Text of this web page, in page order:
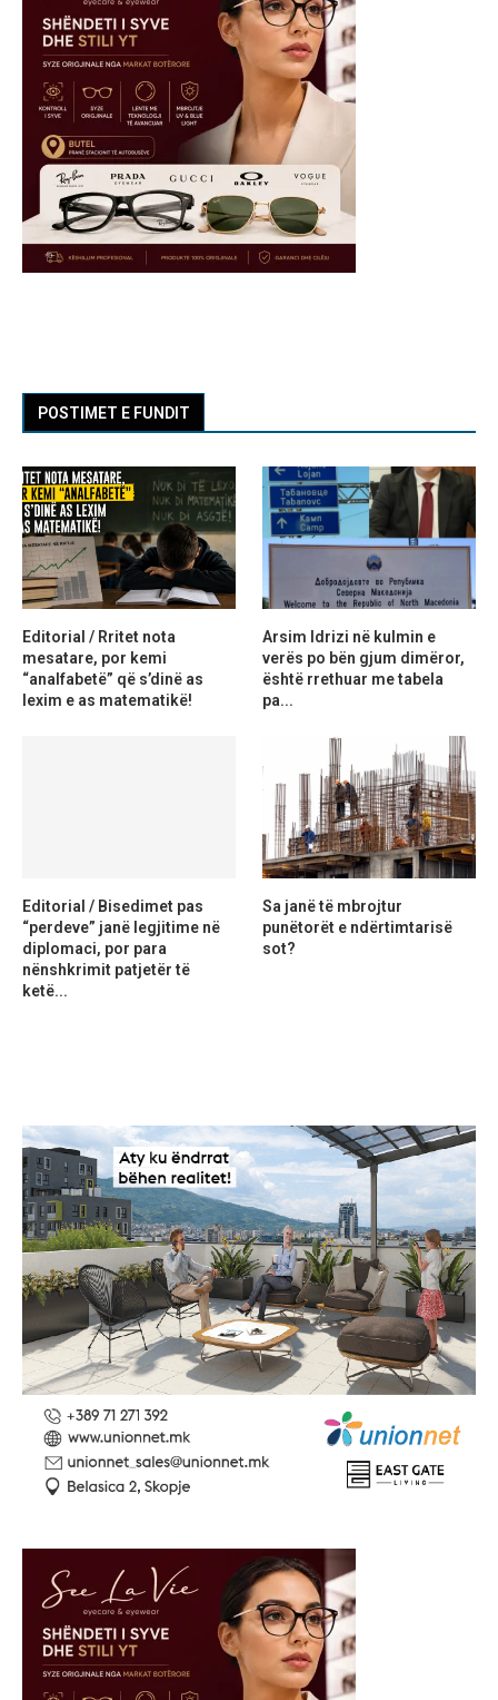
POSTIMET E FUNDIT
Editorial / Rritet nota
mesatare, por kemi
“analfabetë” që s’dinë as
lexim e as matematikë!
Arsim Idrizi në kulmin e
verës po bën gjum dimëror,
është rrethuar me tabela
pa...
Editorial / Bisedimet pas
“perdeve” janë legjitime në
diplomaci, por para
nënshkrimit patjetër të
ketë...
Sa janë të mbrojtur
punëtorët e ndërtimtarisë
sot?